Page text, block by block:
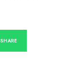
SHARE